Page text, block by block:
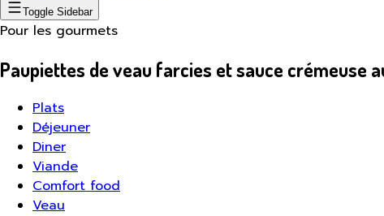
Toggle Sidebar
Pour les gourmets
Paupiettes de veau farcies et sauce crémeuse
Plats
Déjeuner
Diner
Viande
Comfort food
Veau